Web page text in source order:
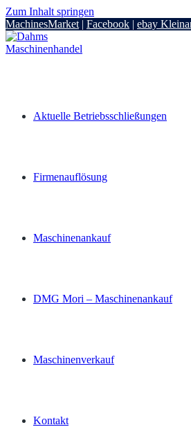
Zum Inhalt springen
MachinesMarket | Facebook | ebay
Aktuelle Betriebsschließungen
Firmenauflösung
Maschinenankauf
DMG Mori – Maschinenankauf
Maschinenverkauf
Kontakt